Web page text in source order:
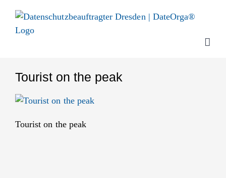
Inhalt
springen
Tourist on the peak
Tourist on the peak